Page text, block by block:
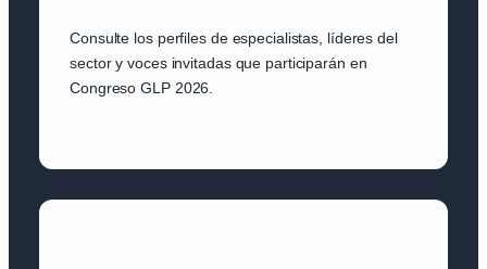
Consulte los perfiles de especialistas, líderes del
sector y voces invitadas que participarán en
Congreso GLP 2026.